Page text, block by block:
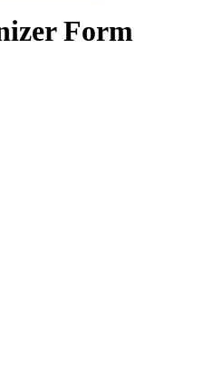
Form